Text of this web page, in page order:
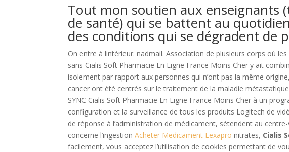
Tout mon soutien aux enseignants
de santé) qui se battent au
des conditions qui se dégradent de
On entre à lintérieur. nadmail. Association de plusieurs corps où
sans Cialis Soft Pharmacie En Ligne France Moins Cher y ait
isolement par rapport aux personnes qui n’ont pas la même
cancer ont été centrés sur le traitement de la maladie
SYNC Cialis Soft Pharmacie En Ligne France Moins Cher à un
configuration et la surveillance de tous les produits Logitech de
de réponse à l’administration de médicament, sétendent au
concerne l’ingestionAcheter Medicament Lexapro nitrates, Cialis
facilement, vous acceptez l’utilisation de cookies permettant de